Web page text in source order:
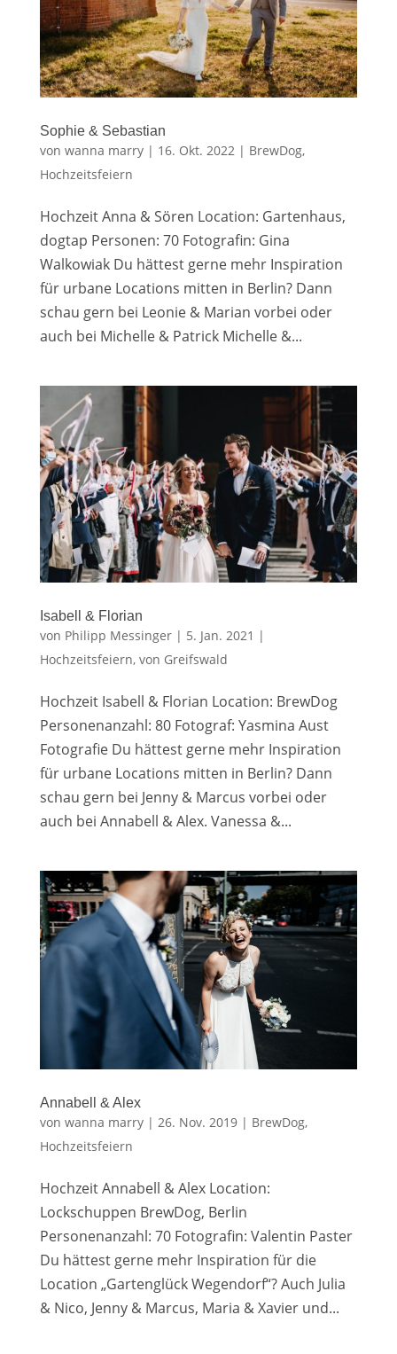
Sophie & Sebastian
von wanna marry| 16. Okt. 2022| BrewDog,
Hochzeitsfeiern
Hochzeit Anna & Sören Location: Gartenhaus,
dogtap Personen: 70 Fotografin: Gina
Walkowiak Du hättest gerne mehr Inspiration
für urbane Locations mitten in Berlin? Dann
schau gern bei Leonie & Marian vorbei oder
auch bei Michelle & Patrick Michelle &...
Isabell & Florian
von Philipp Messinger| 5. Jan. 2021 |
Hochzeitsfeiern, von Greifswald
Hochzeit Isabell & Florian Location: BrewDog
Personenanzahl: 80 Fotograf: Yasmina Aust
Fotografie Du hättest gerne mehr Inspiration
für urbane Locations mitten in Berlin? Dann
schau gern bei Jenny & Marcus vorbei oder
auch bei Annabell & Alex. Vanessa &...
Annabell & Alex
von wanna marry| 26. Nov. 2019| BrewDog,
Hochzeitsfeiern
Hochzeit Annabell & Alex Location:
Lockschuppen BrewDog, Berlin
Personenanzahl: 70 Fotografin: Valentin Paster
Du hättest gerne mehr Inspiration für die
Location „Gartenglück Wegendorf“? Auch Julia
& Nico, Jenny & Marcus, Maria & Xavier und...